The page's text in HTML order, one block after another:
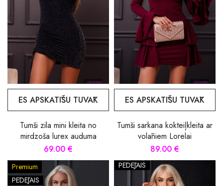
ES APSKATĪŠU TUVĀK
Tumši zila mini kleita no
mirdzoša lurex auduma
69.00 €
ES APSKATĪŠU TUVĀK
Tumši sarkana kokteiļkleita ar
volāniem Lorelai
89.00 €
Premium
PĒDĒJAIS
PĒDĒJAIS